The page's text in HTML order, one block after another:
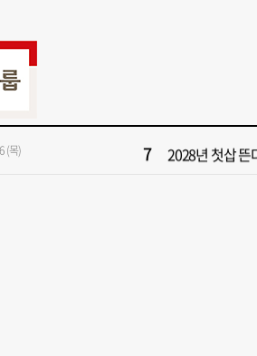
(목)
[부산일보 오
'구포시장 가이
7 2028년 첫삽 뜬